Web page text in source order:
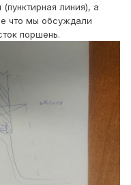
линия), а
что мы обсуждали
поршень.